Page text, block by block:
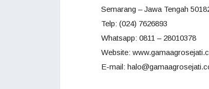
Semarang – Jawa Tengah
Telp: (024) 7626893
Whatsapp: 0811 – 28010378
Website:
E-mail: